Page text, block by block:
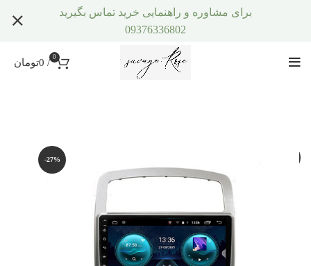
0
/
0تومان
-27%
برای مشاوره و راهنمایی خرید تماس بگیرید
09376336802